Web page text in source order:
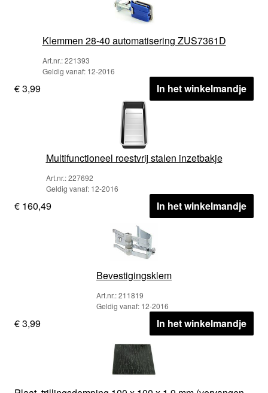
Klemmen 28-40 automatisering ZUS7361D
Art.nr.: 221393
Geldig vanaf: 12-2016
€ 3,99 In het winkelmandje
Multifunctioneel roestvrij stalen inzetbakje
Art.nr.: 227692
Geldig vanaf: 12-2016
€ 160,49 In het winkelmandje
Bevestigingsklem
Art.nr.: 211819
Geldig vanaf: 12-2016
€ 3,99 In het winkelmandje